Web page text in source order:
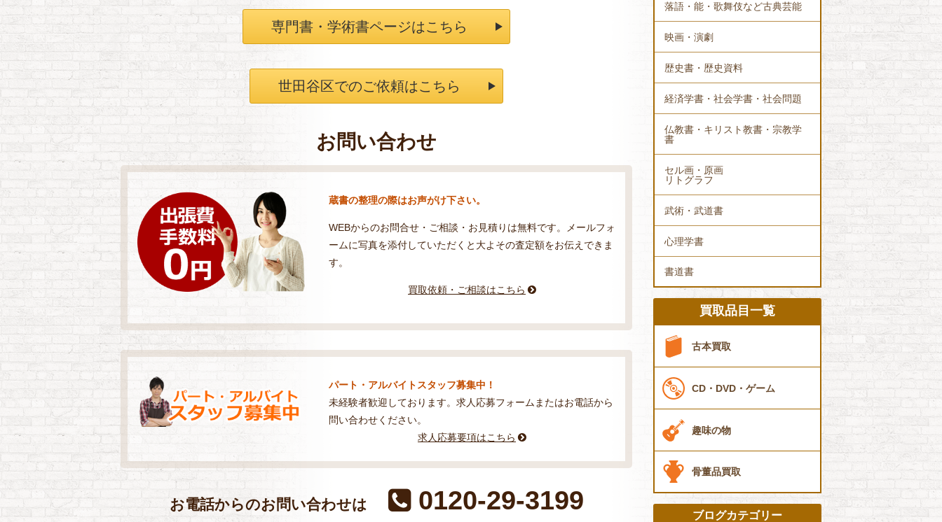
専門書・学術書ページはこちら
世田谷区でのご依頼はこちら
お問い合わせ
蔵書の整理の際はお声がけ下さい。
WEBからのお問合せ・ご相談・お見積りは無料です。メールフォ
ームに写真を添付していただくと大よその査定額をお伝えできま
す。
買取依頼・ご相談はこちら
パート・アルバイトスタッフ募集中！
未経験者歓迎しております。求人応募フォームまたはお電話から
問い合わせください。
求人応募要項はこちら
お電話からのお問い合わせは 0120-29-3199
落語・能・歌舞伎など古典芸能
映画・演劇
歴史書・歴史資料
経済学書・社会学書・社会問題
仏教書・キリスト教書・宗教学
書
セル画・原画
リトグラフ
武術・武道書
心理学書
書道書
買取品目一覧
古本買取
CD・DVD・ゲーム
趣味の物
骨董品買取
ブログカテゴリー